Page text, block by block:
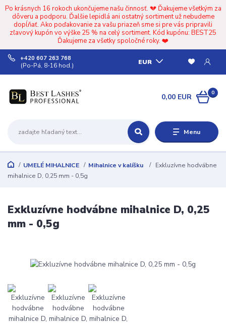
Po krásnych 16 rokoch ukončujeme našu činnosť. 💔 Ďakujeme všetkým za
dôveru a podporu. Ďalšie lepidlá ani ostatný sortiment už nebudeme
dopĺňať. Ako poďakovanie za vašu priazeň sme si pre vás pripravili
zľavový kupón vo výške 25 % na celý sortiment. Kód kupónu: BEST25
Ďakujeme za všetky spoločné roky. ❤️
Menu
EUR
+420 607 263 768
(Po-Pá, 8-16 hod.)
0
0,00 EUR
UMELÉ MIHALNICE Mihalnice v kalíšku
Exkluzívne hodvábne
mihalnice D, 0,25 mm - 0,5g
Exkluzívne hodvábne mihalnice D, 0,25
mm - 0,5g